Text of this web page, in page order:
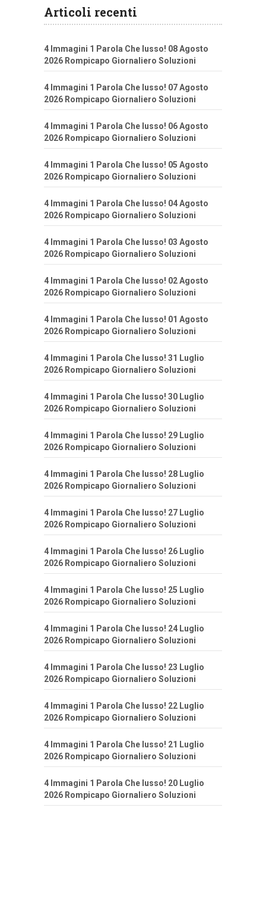
Articoli recenti
4 Immagini 1 Parola Che lusso! 08 Agosto
2026 Rompicapo Giornaliero Soluzioni
4 Immagini 1 Parola Che lusso! 07 Agosto
2026 Rompicapo Giornaliero Soluzioni
4 Immagini 1 Parola Che lusso! 06 Agosto
2026 Rompicapo Giornaliero Soluzioni
4 Immagini 1 Parola Che lusso! 05 Agosto
2026 Rompicapo Giornaliero Soluzioni
4 Immagini 1 Parola Che lusso! 04 Agosto
2026 Rompicapo Giornaliero Soluzioni
4 Immagini 1 Parola Che lusso! 03 Agosto
2026 Rompicapo Giornaliero Soluzioni
4 Immagini 1 Parola Che lusso! 02 Agosto
2026 Rompicapo Giornaliero Soluzioni
4 Immagini 1 Parola Che lusso! 01 Agosto
2026 Rompicapo Giornaliero Soluzioni
4 Immagini 1 Parola Che lusso! 31 Luglio
2026 Rompicapo Giornaliero Soluzioni
4 Immagini 1 Parola Che lusso! 30 Luglio
2026 Rompicapo Giornaliero Soluzioni
4 Immagini 1 Parola Che lusso! 29 Luglio
2026 Rompicapo Giornaliero Soluzioni
4 Immagini 1 Parola Che lusso! 28 Luglio
2026 Rompicapo Giornaliero Soluzioni
4 Immagini 1 Parola Che lusso! 27 Luglio
2026 Rompicapo Giornaliero Soluzioni
4 Immagini 1 Parola Che lusso! 26 Luglio
2026 Rompicapo Giornaliero Soluzioni
4 Immagini 1 Parola Che lusso! 25 Luglio
2026 Rompicapo Giornaliero Soluzioni
4 Immagini 1 Parola Che lusso! 24 Luglio
2026 Rompicapo Giornaliero Soluzioni
4 Immagini 1 Parola Che lusso! 23 Luglio
2026 Rompicapo Giornaliero Soluzioni
4 Immagini 1 Parola Che lusso! 22 Luglio
2026 Rompicapo Giornaliero Soluzioni
4 Immagini 1 Parola Che lusso! 21 Luglio
2026 Rompicapo Giornaliero Soluzioni
4 Immagini 1 Parola Che lusso! 20 Luglio
2026 Rompicapo Giornaliero Soluzioni